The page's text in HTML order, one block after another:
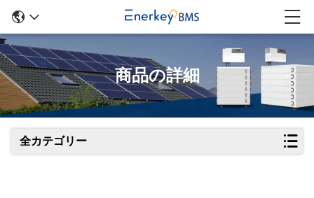
商品の詳細
全カテゴリー